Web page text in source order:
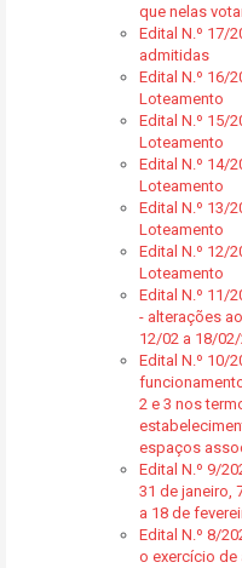
que nelas
Edital N.º 17/
admitidas
Edital N.º 16/
Loteamento
Edital N.º 15/
Loteamento
Edital N.º 14/
Loteamento
Edital N.º 13/
Loteamento
Edital N.º 12/
Loteamento
Edital N.º 11/
- alterações
12/02 a 18/
Edital N.º 10/
2 e 3 nos
espaços
Edital N.º 9/
31 de janeiro,
a 18 de
Edital N.º 8/
o exercício de